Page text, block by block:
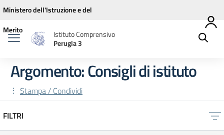
Vai ai contenuti
Vai al menu di navigazione
Vai al footer
Ministero dell'Istruzione e del
Merito
Istituto Comprensivo
Perugia 3
Argomento: Consigli di istituto
Stampa / Condividi
FILTRI